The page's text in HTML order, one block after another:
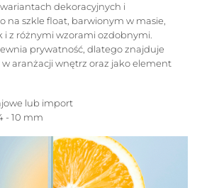
dekoracyjnych i
na szkle float, barwionym w masie,
i z różnymi wzorami ozdobnymi.
prywatność, dlatego znajduje
w aranżacji wnętrz oraz jako element
lub import
- 10 mm